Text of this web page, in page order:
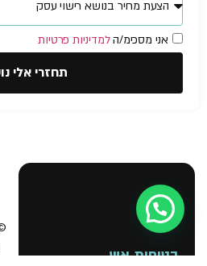
אני מסכימ/הלמדיניות פרטיות
תחזרי אלי
בטיחות אש